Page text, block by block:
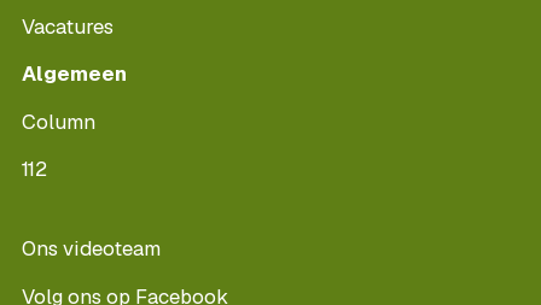
Vacatures
Algemeen
Column
112
Ons videoteam
Volg ons op Facebook